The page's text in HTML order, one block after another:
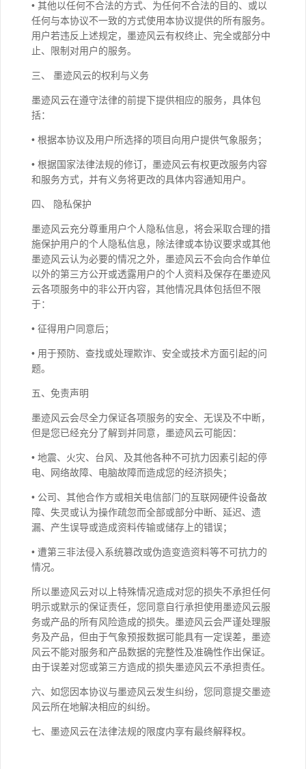
• 其他以任何不合法的方式、为任何不合法的目的、或以
任何与本协议不一致的方式使用本协议提供的所有服务。
用户若违反上述规定，墨迹风云有权终止、完全或部分中
止、限制对用户的服务。
三、 墨迹风云的权利与义务
墨迹风云在遵守法律的前提下提供相应的服务，具体包
括：
• 根据本协议及用户所选择的项目向用户提供气象服务；
• 根据国家法律法规的修订，墨迹风云有权更改服务内容
和服务方式，并有义务将更改的具体内容通知用户。
四、 隐私保护
墨迹风云充分尊重用户个人隐私信息，将会采取合理的措
施保护用户的个人隐私信息，除法律或本协议要求或其他
墨迹风云认为必要的情况之外，墨迹风云不会向合作单位
以外的第三方公开或透露用户的个人资料及保存在墨迹风
云各项服务中的非公开内容，其他情况具体包括但不限
于：
• 征得用户同意后；
• 用于预防、查找或处理欺诈、安全或技术方面引起的问
题。
五、免责声明
墨迹风云会尽全力保证各项服务的安全、无误及不中断，
但是您已经充分了解到并同意，墨迹风云可能因：
• 地震、火灾、台风、及其他各种不可抗力因素引起的停
电、网络故障、电脑故障而造成您的经济损失；
• 公司、其他合作方或相关电信部门的互联网硬件设备故
障、失灵或认为操作疏忽而全部或部分中断、延迟、遗
漏、产生误导或造成资料传输或储存上的错误；
• 遭第三非法侵入系统篡改或伪造变造资料等不可抗力的
情况。
所以墨迹风云对以上特殊情况造成对您的损失不承担任何
明示或默示的保证责任，您同意自行承担使用墨迹风云服
务或产品的所有风险造成的损失。墨迹风云会严谨处理服
务及产品，但由于气象预报数据可能具有一定误差，墨迹
风云不能对服务和产品数据的完整性及准确性作出保证。
由于误差对您或第三方造成的损失墨迹风云不承担责任。
六、如您因本协议与墨迹风云发生纠纷，您同意提交墨迹
风云所在地解决相应的纠纷。
七、墨迹风云在法律法规的限度内享有最终解释权。